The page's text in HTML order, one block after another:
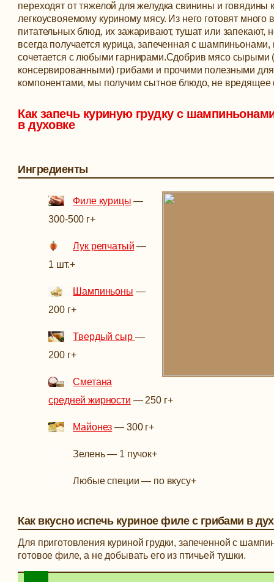
переходят от тяжелой для желудка свинины и говядины к
легкоусвояемому куриному мясу. Из него готовят много
питательных блюд, их зажаривают, тушат или запекают,
всегда получается курица, запеченная с шампиньонами,
сочетается с любыми гарнирами.Сдобрив мясо сырыми
консервированными) грибами и прочими полезными
компонентами, мы получим сытное блюдо, не вредящее
Как запечь куриную грудку с
в духовке
Ингредиенты
Филе курицы —
300-500 г+
Лук репчатый —
1 шт.+
Шампиньоны —
200 г+
Твердый сыр —
200 г+
Сметана
средней жирности — 250 г+
Майонез — 300 г+
Зелень— 1 пучок+
Любые специи — по вкусу+
Как вкусно испечь куриное филе с грибами в
Для приготовления куриной грудки, запеченной с
готовое филе, а не добывать его из птичьей тушки.